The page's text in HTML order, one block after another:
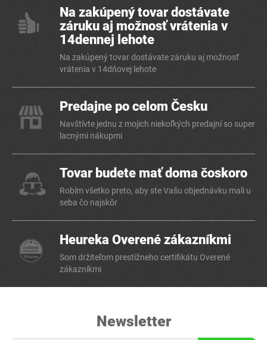
Na zakúpený tovar dostávate
záruku aj možnosť vrátenia v
14dennej lehote
Na zakúpený tovar dostávate záruku aj možnosť
vrátenia v 14dňovej lehote
Predajne po celom Česku
Navštívte jednu z mojich niekoľkých predajní so super
lacnými nákupmi
Tovar budete mať doma čoskoro
Robím všetko preto, aby ste Vašu objednávku mali u
seba čo najskôr
Heureka Overené zákazníkmi
Som držiteľom prestížneho certifikátu Overené
zákazníkmi
Newsletter